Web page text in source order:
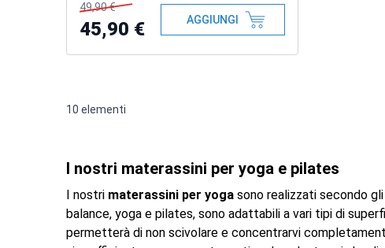
49,90 €
45,90 € AGGIUNGI
10 elementi
I nostri materassini per yoga e pilates
I nostri materassini per yoga sono realizzati secondo
balance, yoga e pilates, sono adattabili a vari tipi di
permetterà di non scivolare e concentrarvi